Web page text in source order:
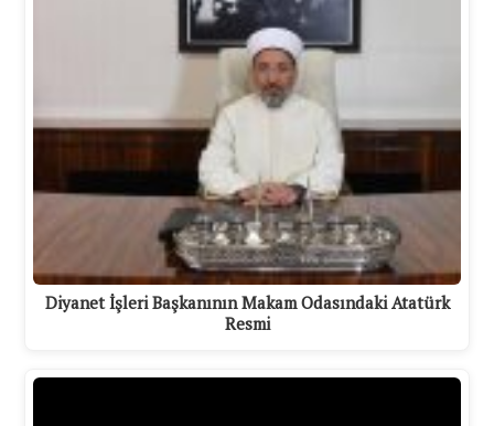
Diyanet İşleri Başkanının Makam Odasındaki Atatürk
Resmi